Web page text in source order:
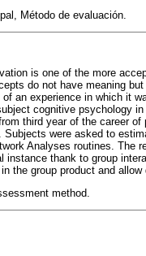
Método de evaluación.
is one of the more
do not have meaning
an experience in which it
cognitive psychology
third year of the career
were asked to
Analyses routines. The
thank to group
the group product and
method.